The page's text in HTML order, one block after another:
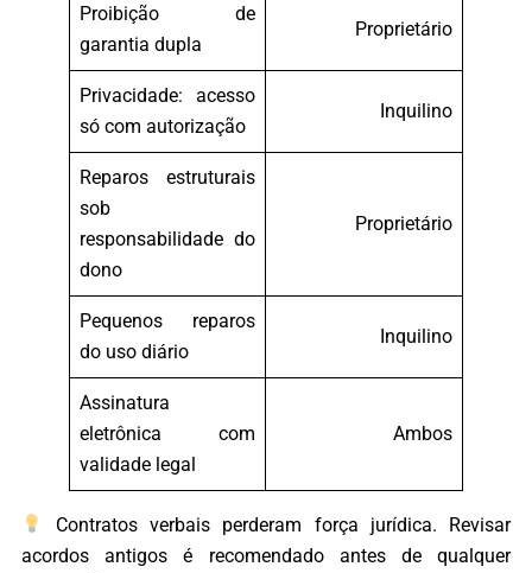
Proibição de
garantia dupla
Proprietário
Privacidade: acesso
só com autorização
Inquilino
Reparos estruturais
sob
responsabilidade do
dono
Proprietário
Pequenos reparos
do uso diário
Inquilino
Assinatura
eletrônica com
validade legal
Ambos
Contratos verbais perderam força jurídica. Revisar
acordos antigos é recomendado antes de qualquer